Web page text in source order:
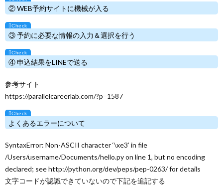
② WEB予約サイトに機械が入る
③ 予約に必要な情報の入力＆選択を行う
④ 申込結果をLINEで送る
参考サイト
https://parallelcareerlab.com/?p=1587
よくあるエラーについて
SyntaxError: Non-ASCII character ‘\xe3’ in file
/Users/username/Documents/hello.py on line 1, but no encoding
declared; see http://python.org/dev/peps/pep-0263/ for details
文字コードが認識できていないので下記を追記する